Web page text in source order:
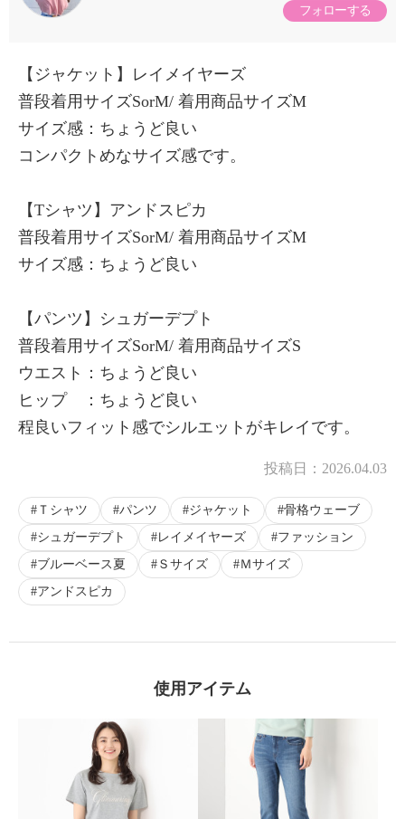
フォローする
【ジャケット】レイメイヤーズ
普段着用サイズSorM/ 着用商品サイズM
サイズ感：ちょうど良い
コンパクトめなサイズ感です。
【Tシャツ】アンドスピカ
普段着用サイズSorM/ 着用商品サイズM
サイズ感：ちょうど良い
【パンツ】シュガーデプト
普段着用サイズSorM/ 着用商品サイズS
ウエスト：ちょうど良い
ヒップ ：ちょうど良い
程良いフィット感でシルエットがキレイです。
投稿日： 2026.04.03
Ｔシャツ パンツ ジャケット
骨格ウェーブ
シュガーデプト
レイメイヤーズ
ファッション
ブルーベース夏
Ｓサイズ
Ｍサイズ
アンドスピカ
使用アイテム